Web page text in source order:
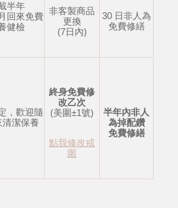
半年
回來免費
健檢
非客製商品
更換
(7日內)
30 日非人為
免費修繕
，歡迎隨
清潔保養
終身免費修
改乙次
(美圍±1號)
點我修改戒
圍
半年內非人
為掉配鑽
免費修繕